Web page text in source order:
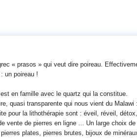
« prasos » qui veut dire poireau.
un poireau !
en famille avec le quartz qui la constitue.
quasi transparente qui nous vient du Malawi
pour la lithothérapie sont : éveil, réveil,
vente de pierres en ligne ... Un large choix
plates, pierres brutes, bijoux de